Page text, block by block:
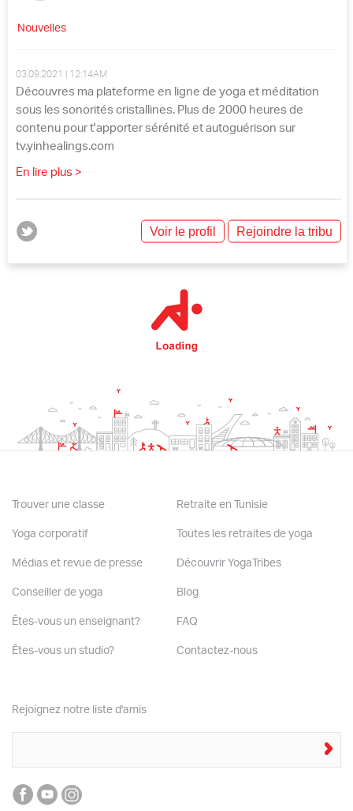
Nouvelles
03.09.2021 | 12:14AM
Découvres ma plateforme en ligne de yoga et méditation
sous les sonorités cristallines. Plus de 2000 heures de
contenu pour t'apporter sérénité et autoguérison sur
tv.yinhealings.com
En lire plus >
Voir le profil Rejoindre la tribu
Trouver une classe
Yoga corporatif
Médias et revue de presse
Conseiller de yoga
Êtes-vous un enseignant?
Êtes-vous un studio?
Retraite en Tunisie
Toutes les retraites de yoga
Découvrir YogaTribes
Blog
FAQ
Contactez-nous
Rejoignez notre liste d'amis